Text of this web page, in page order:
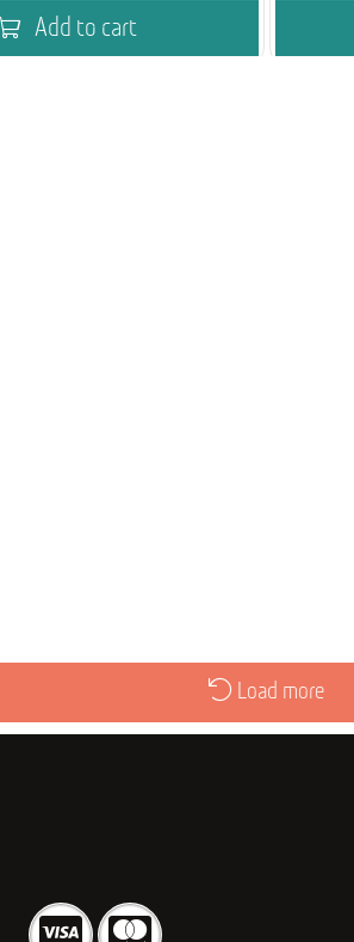
Add to cart
Load more